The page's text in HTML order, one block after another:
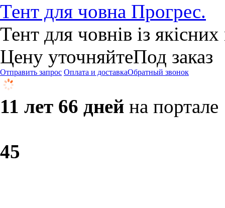
Тент для човна Прогрес.
Тент для човнів із якісних
Цену уточняйтеПод заказ
Отправить запрос Оплата и доставкаОбратный звонок
11 лет 66 дней на портале
45